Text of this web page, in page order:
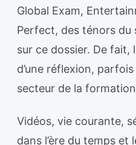
Global Exam,
Perfect, des ténors du
sur ce dossier. De fait,
d’une réflexion,
secteur de la
Vidéos, vie courante,
dans l’ère du temps et